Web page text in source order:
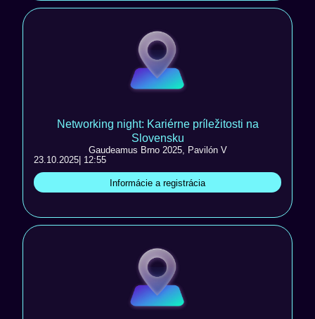
Networking night: Kariérne príležitosti na
Slovensku
Gaudeamus Brno 2025, Pavilón V
23.10.2025 | 12:55
Informácie a registrácia